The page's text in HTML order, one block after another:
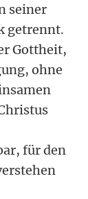
seiner
getrennt.
Gottheit,
ohne
für den